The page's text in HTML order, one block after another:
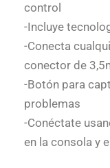
control
-Incluye
-Conecta
conector de
-Botón para
problemas
-Conéctate
en la consola y